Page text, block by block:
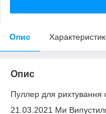
Опис
Опис
Пуллер для
21.03.2021 Ми